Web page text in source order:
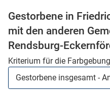
Gestorbene in
mit den anderen
Rendsburg-
Kriterium für die